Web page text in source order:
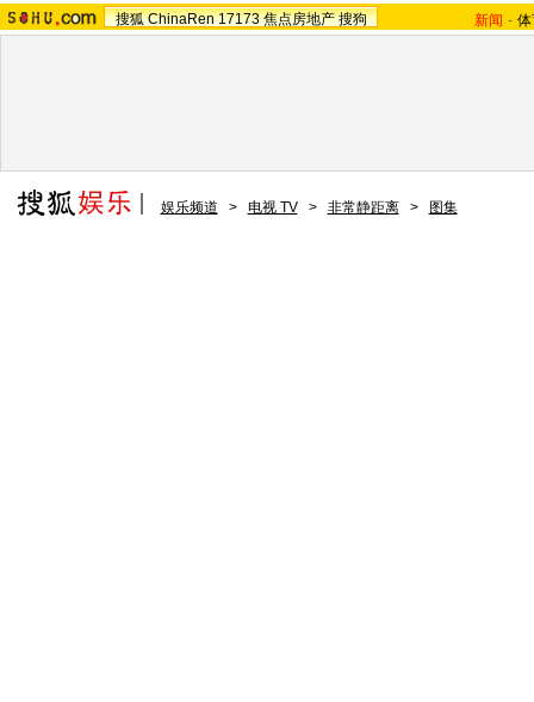
搜狐 ChinaRen 17173 焦点房地产 搜狗 新闻 -
娱乐频道 > 电视 TV > 非常静距离 > 图集